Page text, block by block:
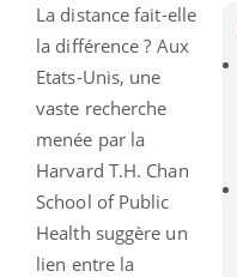
La distance fait-elle
la différence ? Aux
Etats-Unis, une
vaste recherche
menée par la
Harvard T.H. Chan
School of Public
Health suggère un
lien entre la